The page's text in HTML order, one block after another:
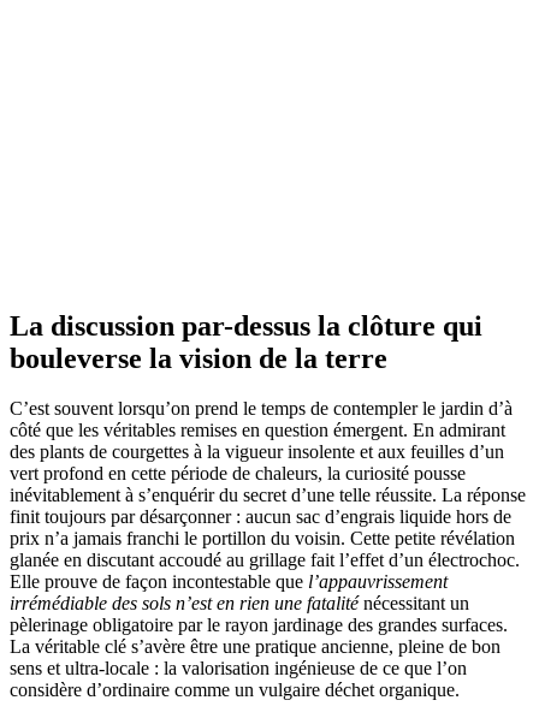
La discussion par-dessus la clôture qui
bouleverse la vision de la terre
C’est souvent lorsqu’on prend le temps de contempler le jardin d’à
côté que les véritables remises en question émergent. En admirant
des plants de courgettes à la vigueur insolente et aux feuilles d’un
vert profond en cette période de chaleurs, la curiosité pousse
inévitablement à s’enquérir du secret d’une telle réussite. La réponse
finit toujours par désarçonner : aucun sac d’engrais liquide hors de
prix n’a jamais franchi le portillon du voisin. Cette petite révélation
glanée en discutant accoudé au grillage fait l’effet d’un électrochoc.
Elle prouve de façon incontestable que l’appauvrissement
irrémédiable des sols n’est en rien une fataliténécessitant un
pèlerinage obligatoire par le rayon jardinage des grandes surfaces.
La véritable clé s’avère être une pratique ancienne, pleine de bon
sens et ultra-locale : la valorisation ingénieuse de ce que l’on
considère d’ordinaire comme un vulgaire déchet organique.